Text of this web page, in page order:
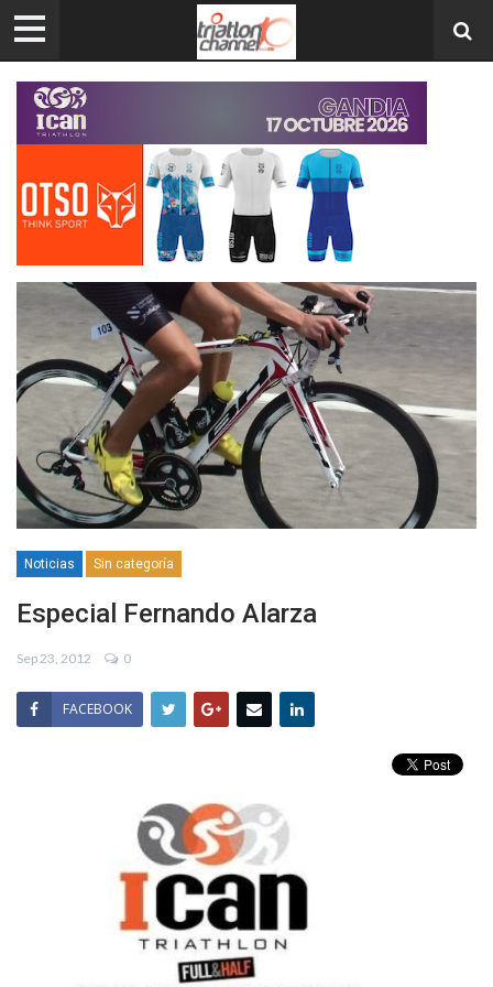
Noticias Sin categoría
Especial Fernando Alarza
Sep 23, 2012 0
FACEBOOK